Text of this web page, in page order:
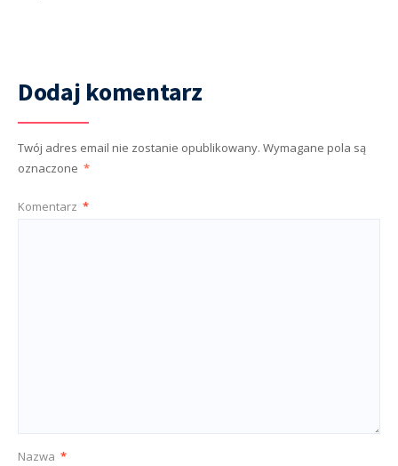
Dodaj komentarz
Twój adres email nie zostanie opublikowany. Wymagane pola są
oznaczone *
Komentarz *
Nazwa *